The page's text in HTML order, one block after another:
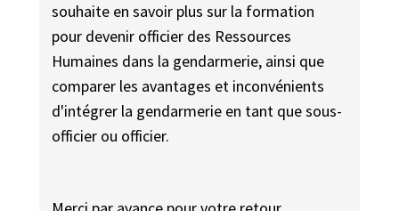
souhaite en savoir plus sur la formation
pour devenir officier des Ressources
Humaines dans la gendarmerie, ainsi que
comparer les avantages et inconvénients
d'intégrer la gendarmerie en tant que sous-
officier ou officier.